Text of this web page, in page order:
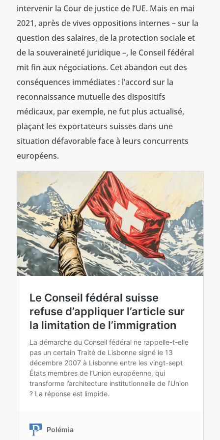
intervenir la Cour de justice de l’UE. Mais en mai
2021, après de vives oppositions internes – sur la
question des salaires, de la protection sociale et
de la souveraineté juridique –, le Conseil fédéral
mit fin aux négociations. Cet abandon eut des
conséquences immédiates : l’accord sur la
reconnaissance mutuelle des dispositifs
médicaux, par exemple, ne fut plus actualisé,
plaçant les exportateurs suisses dans une
situation défavorable face à leurs concurrents
européens.